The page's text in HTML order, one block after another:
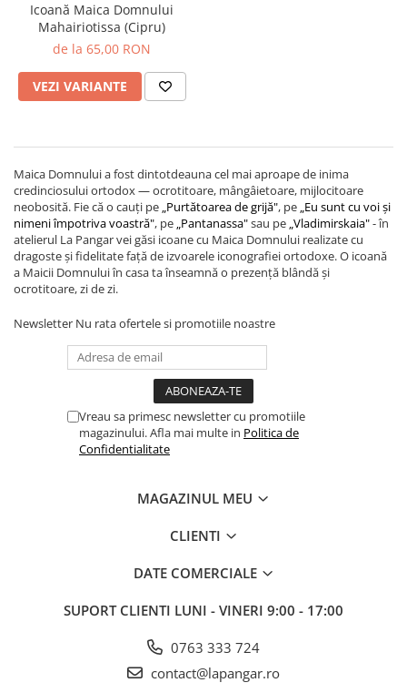
Icoană Maica Domnului
Mahairiotissa (Cipru)
de la 65,00 RON
VEZI VARIANTE
Maica Domnului a fost dintotdeauna cel mai aproape de inima
credinciosului ortodox — ocrotitoare, mângâietoare, mijlocitoare
neobosită. Fie că o cauți pe „Purtătoarea de grijă", pe „Eu sunt cu voi și
nimeni împotriva voastră", pe „Pantanassa"sau pe „Vladimirskaia"- în
atelierul La Pangar vei găsi icoane cu Maica Domnului realizate cu
dragoste și fidelitate față de izvoarele iconografiei ortodoxe. O icoană
a Maicii Domnului în casa ta înseamnă o prezență blândă și
ocrotitoare, zi de zi.
Newsletter Nu rata ofertele si promotiile noastre
Vreau sa primesc newsletter cu promotiile
magazinului. Afla mai multe in Politica de
Confidentialitate
MAGAZINUL MEU
CLIENTI
DATE COMERCIALE
SUPORT CLIENTI LUNI - VINERI 9:00 - 17:00
0763 333 724
contact@lapangar.ro